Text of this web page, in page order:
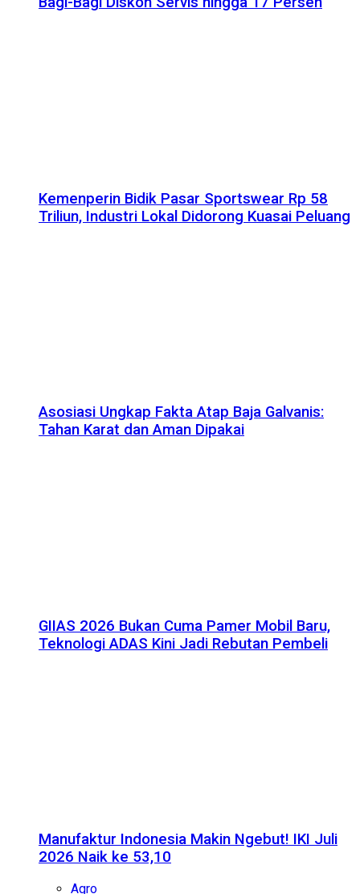
Kemenperin Bidik Pasar Sportswear Rp 58
Triliun, Industri Lokal Didorong Kuasai Peluang
Asosiasi Ungkap Fakta Atap Baja Galvanis:
Tahan Karat dan Aman Dipakai
GIIAS 2026 Bukan Cuma Pamer Mobil Baru,
Teknologi ADAS Kini Jadi Rebutan Pembeli
Manufaktur Indonesia Makin Ngebut! IKI Juli
2026 Naik ke 53,10
Agro